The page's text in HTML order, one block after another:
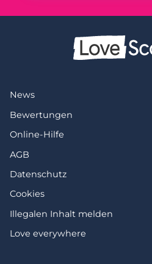
News
Bewertungen
Online-Hilfe
AGB
Datenschutz
Cookies
Illegalen Inhalt melden
Love everywhere